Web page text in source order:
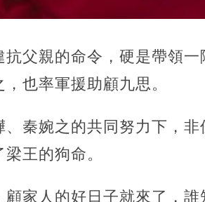
父親的命令，硬是帶領
也率軍援助顧九思。
秦婉之的共同努力下，
王的狗命。
家人的好日子就來了，